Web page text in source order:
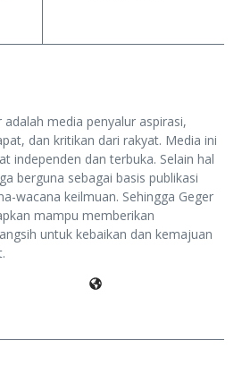
adalah media penyalur aspirasi,
dan kritikan dari rakyat. Media ini
independen dan terbuka. Selain hal
berguna sebagai basis publikasi
wacana keilmuan. Sehingga Geger
mampu memberikan
untuk kebaikan dan kemajuan